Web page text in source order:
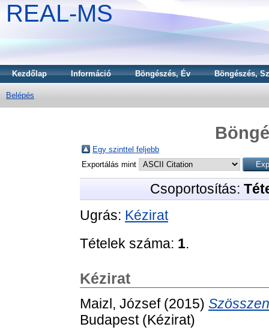
REAL-MS
Kezdőlap Információ Böngészés, Év Böngészés,
Belépés
Egy szinttel feljebb
Exportálás mint
Csoportosítás:
Ugrás: Kézirat
Tételek száma: 1.
Kézirat
Maizl, József(2015)
Budapest (Kézirat)